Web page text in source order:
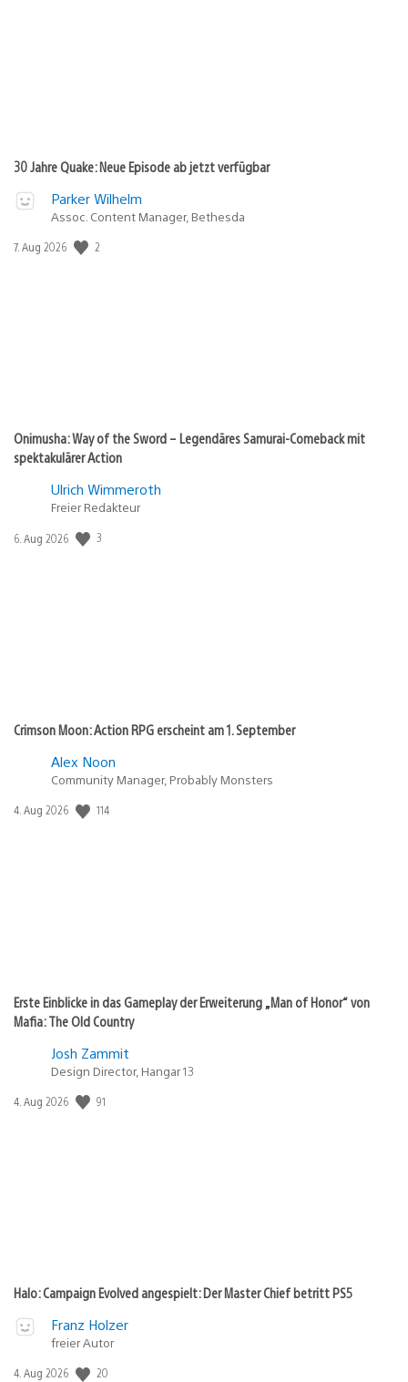
30 Jahre Quake: Neue Episode ab jetzt verfügbar
Parker Wilhelm
Assoc. Content Manager, Bethesda
Veröffentlichungsdatum:
7. Aug 2026 2
Onimusha: Way of the Sword – Legendäres Samurai-Comeback mit
spektakulärer Action
Ulrich Wimmeroth
Freier Redakteur
Veröffentlichungsdatum:
6. Aug 2026 3
Crimson Moon: Action RPG erscheint am 1. September
Alex Noon
Community Manager, Probably Monsters
Veröffentlichungsdatum:
4. Aug 2026 114
Erste Einblicke in das Gameplay der Erweiterung „Man of Honor“ von
Mafia: The Old Country
Josh Zammit
Design Director, Hangar 13
Veröffentlichungsdatum:
4. Aug 2026 91
Halo: Campaign Evolved angespielt: Der Master Chief betritt PS5
Franz Holzer
freier Autor
Veröffentlichungsdatum:
4. Aug 2026 20